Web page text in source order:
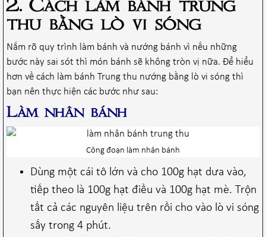
2. Cách làm bánh trung
thu bằng lò vi sóng
Nắm rõ quy trình làm bánh và nướng bánh vì nếu những
bước này sai sót thì món bánh sẽ không tròn vị nữa. Để hiểu
hơn về cách làm bánh Trung thu nướng bằng lò vi sóng thì
bạn nên thực hiện các bước như sau:
Làm nhân bánh
Công đoạn làm nhân bánh
Dùng một cái tô lớn và cho 100g hạt dưa vào,
tiếp theo là 100g hạt điều và 100g hạt mè. Trộn
tất cả các nguyên liệu trên rồi cho vào lò vi sóng
sấy trong 4 phút.